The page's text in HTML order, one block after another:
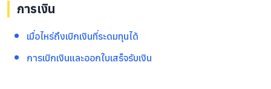
การเงิน
เมื่อไหร่ถึงเบิกเงินที่ระดมทุนได้
การเบิกเงินและออกใบเสร็จรับเงิน